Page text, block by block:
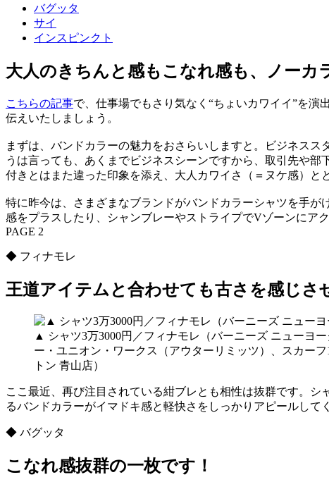
バグッタ
サイ
インスピンクト
大人のきちんと感もこなれ感も、ノーカ
こちらの記事で、仕事場でもさり気なく“ちょいカワイイ”を
伝えいたしましょう。
まずは、バンドカラーの魅力をおさらいしますと。ビジネス
うは言っても、あくまでビジネスシーンですから、取引先や
付きとはまた違った印象を添え、大人カワイさ（＝ヌケ感）と
特に昨今は、さまざまなブランドがバンドカラーシャツを手
感をプラスしたり、シャンブレーやストライプでVゾーンにア
PAGE 2
◆ フィナモレ
王道アイテムと合わせても古さを感じさ
▲ シャツ3万3000円／フィナモレ（バーニーズ ニューヨ
ー・ユニオン・ワークス（アウターリミッツ）、スカー
トン 青山店）
ここ最近、再び注目されている紺ブレとも相性は抜群です。
るバンドカラーがイマドキ感と軽快さをしっかりアピールして
◆ バグッタ
こなれ感抜群の一枚です！